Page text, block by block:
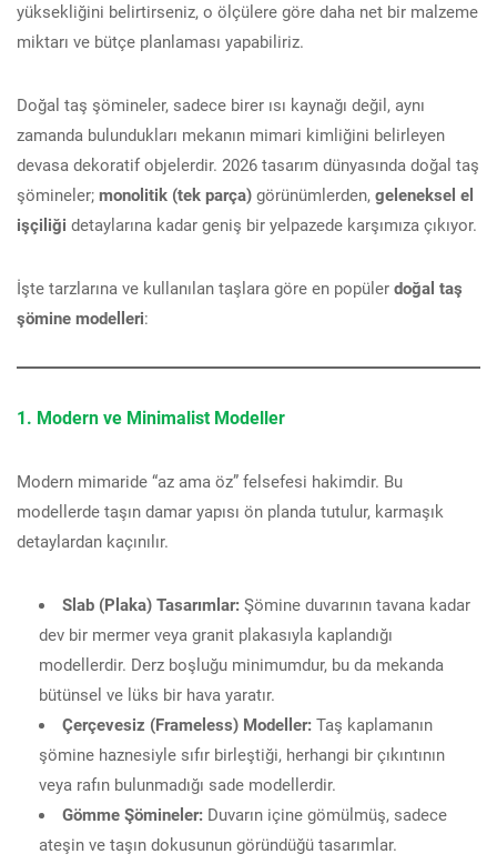
yüksekliğini belirtirseniz, o ölçülere göre daha net bir malzeme
miktarı ve bütçe planlaması yapabiliriz.
Doğal taş şömineler, sadece birer ısı kaynağı değil, aynı
zamanda bulundukları mekanın mimari kimliğini belirleyen
devasa dekoratif objelerdir. 2026 tasarım dünyasında doğal taş
şömineler; monolitik (tek parça) görünümlerden, geleneksel el
işçiliği detaylarına kadar geniş bir yelpazede karşımıza çıkıyor.
İşte tarzlarına ve kullanılan taşlara göre en popüler doğal taş
şömine modelleri:
1. Modern ve Minimalist Modeller
Modern mimaride “az ama öz” felsefesi hakimdir. Bu
modellerde taşın damar yapısı ön planda tutulur, karmaşık
detaylardan kaçınılır.
Slab (Plaka) Tasarımlar: Şömine duvarının tavana kadar
dev bir mermer veya granit plakasıyla kaplandığı
modellerdir. Derz boşluğu minimumdur, bu da mekanda
bütünsel ve lüks bir hava yaratır.
Çerçevesiz (Frameless) Modeller: Taş kaplamanın
şömine haznesiyle sıfır birleştiği, herhangi bir çıkıntının
veya rafın bulunmadığı sade modellerdir.
Gömme Şömineler: Duvarın içine gömülmüş, sadece
ateşin ve taşın dokusunun göründüğü tasarımlar.